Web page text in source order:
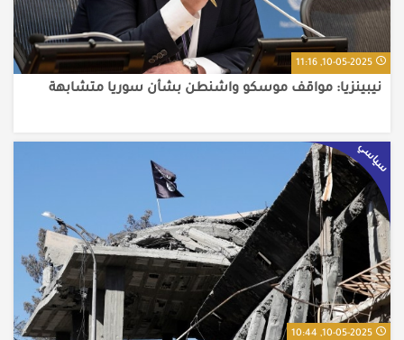
10-05-2025, 11:16
نيبينزيا: مواقف موسكو واشنطن بشأن سوريا متشابهة
سياسي
10-05-2025, 10:44